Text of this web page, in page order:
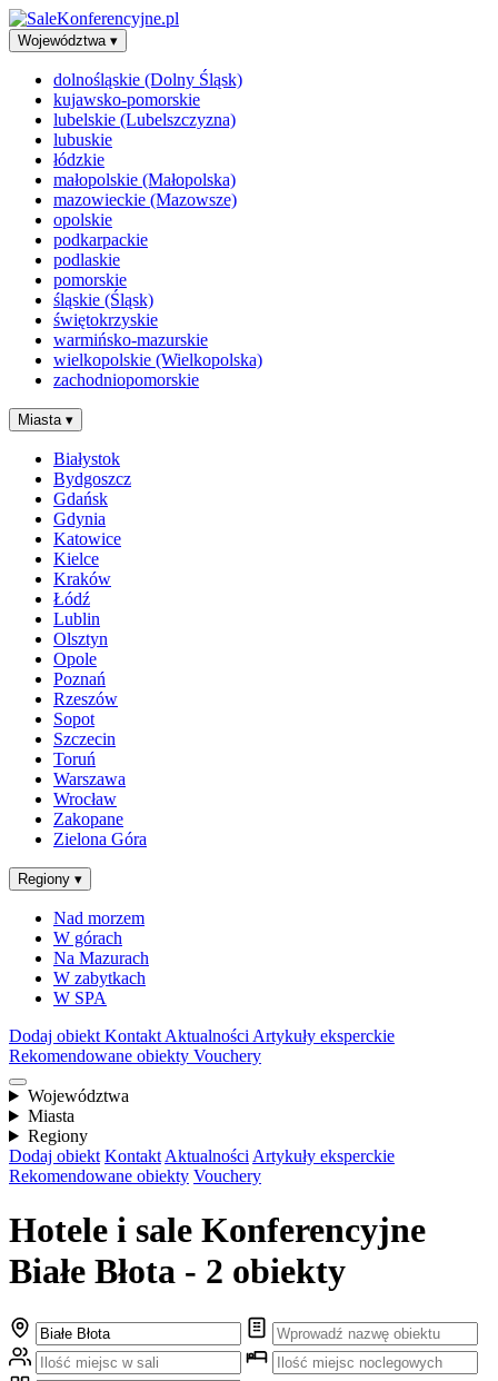
Województwa ▾
dolnośląskie (Dolny Śląsk)
kujawsko-pomorskie
lubelskie (Lubelszczyzna)
lubuskie
łódzkie
małopolskie (Małopolska)
mazowieckie (Mazowsze)
opolskie
podkarpackie
podlaskie
pomorskie
śląskie (Śląsk)
świętokrzyskie
warmińsko-mazurskie
wielkopolskie (Wielkopolska)
zachodniopomorskie
Miasta ▾
Białystok
Bydgoszcz
Gdańsk
Gdynia
Katowice
Kielce
Kraków
Łódź
Lublin
Olsztyn
Opole
Poznań
Rzeszów
Sopot
Szczecin
Toruń
Warszawa
Wrocław
Zakopane
Zielona Góra
Regiony ▾
Nad morzem
W górach
Na Mazurach
W zabytkach
W SPA
Dodaj obiekt Kontakt Aktualności Artykuły eksperckie
Rekomendowane obiekty Vouchery
Województwa
Miasta
Regiony
Dodaj obiekt Kontakt Aktualności Artykuły eksperckie
Rekomendowane obiekty Vouchery
Hotele i sale Konferencyjne
Białe Błota - 2 obiekty